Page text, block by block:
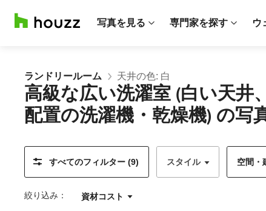
写真を見る 専門家を探す ウ
ランドリールーム 天井の色: 白
高級な広い洗濯室 (白い天
配置の洗濯機・乾燥機) の写
すべてのフィルター (9) スタイル 空間・
絞り込み： 資材コスト